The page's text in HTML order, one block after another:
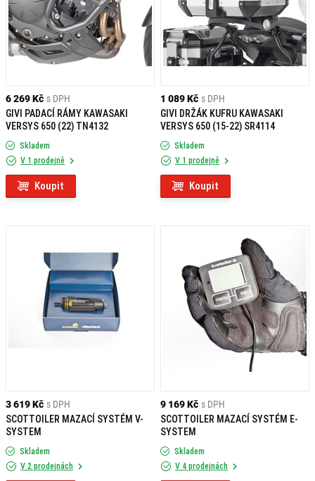
6 269 Kč s DPH
GIVI PADACÍ RÁMY KAWASAKI
VERSYS 650 (22) TN4132
Skladem
V 1 prodejně
Koupit
1 089 Kč s DPH
GIVI DRŽÁK KUFRU KAWASAKI
VERSYS 650 (15-22) SR4114
Skladem
V 1 prodejně
Koupit
3 619 Kč s DPH
SCOTTOILER MAZACÍ SYSTÉM V-
SYSTEM
Skladem
V 2 prodejnách
9 169 Kč s DPH
SCOTTOILER MAZACÍ SYSTÉM E-
SYSTEM
Skladem
V 4 prodejnách